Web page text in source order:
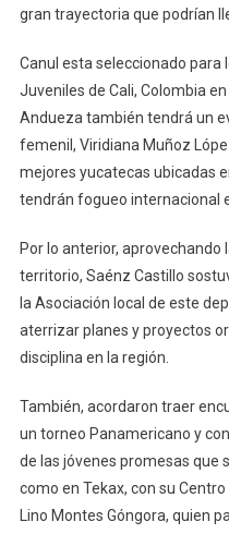
gran trayectoria que podrían
Canul esta seleccionado para
Juveniles de Cali, Colombia
Andueza también tendrá un
femenil, Viridiana Muñoz
mejores yucatecas ubicadas
tendrán fogueo internacional
Por lo anterior, aprovechando
territorio, Saénz Castillo
la Asociación local de este
aterrizar planes y proyectos
disciplina en la región.
También, acordaron traer
un torneo Panamericano y
de las jóvenes promesas que
como en Tekax, con su
Lino Montes Góngora, quien